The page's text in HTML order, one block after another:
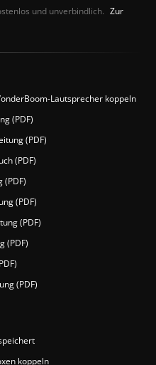
und unverbindlich. Zur
Lautsprecher koppeln
(PDF)
(PDF)
(PDF)
(PDF)
(PDF)
(PDF)
(PDF)
(PDF)
koppeln